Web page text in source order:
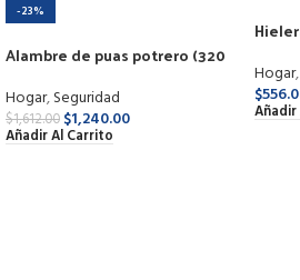
-23%
Alambre de puas potrero (320
Hogar,Seguridad
$1,612.00 $1,240.00
Añadir Al Carrito
Hogar,
$